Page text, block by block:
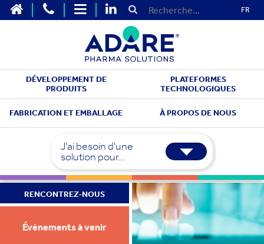
FR
DÉVELOPPEMENT DE
PRODUITS
PLATEFORMES
TECHNOLOGIQUES
FABRICATION ET EMBALLAGE À PROPOS DE NOUS
J'ai besoin d'une
solution pour...
RENCONTREZ-NOUS
Événements à venir